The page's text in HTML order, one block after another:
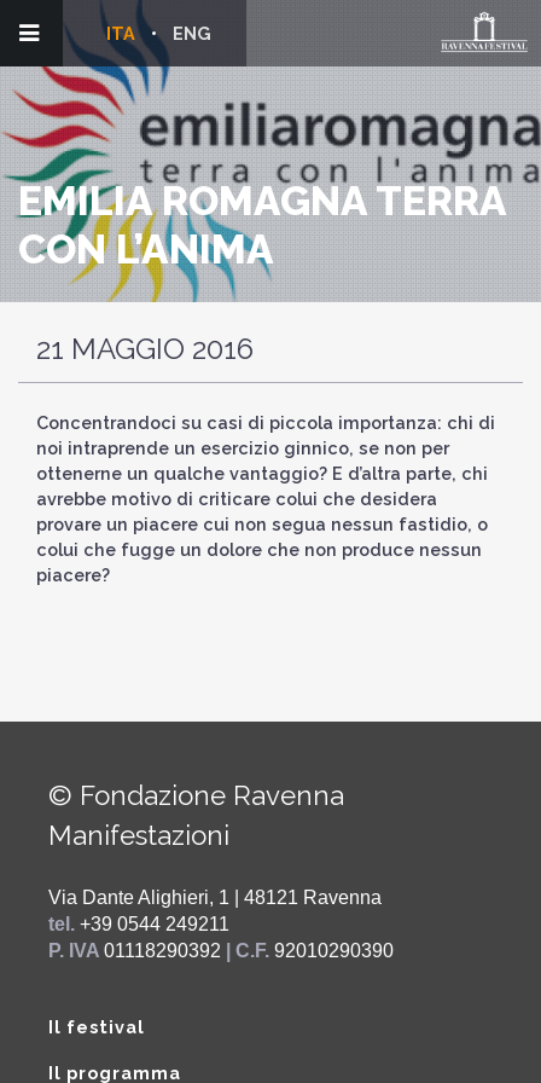
ENG
ITA
EMILIA ROMAGNA TERRA
CON L’ANIMA
21 MAGGIO 2016
Concentrandoci su casi di piccola importanza: chi di
noi intraprende un esercizio ginnico, se non per
ottenerne un qualche vantaggio? E d’altra parte, chi
avrebbe motivo di criticare colui che desidera
provare un piacere cui non segua nessun fastidio, o
colui che fugge un dolore che non produce nessun
piacere?
© Fondazione Ravenna
Manifestazioni
Via Dante Alighieri, 1 | 48121 Ravenna
tel. +39 0544 249211
P. IVA 01118290392 | C.F. 92010290390
Il festival
Il programma